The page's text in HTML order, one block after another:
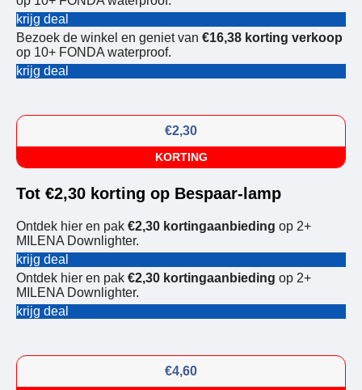
krijg deal
Bezoek de winkel en geniet van €16,38 korting verkoop
op 10+ FONDA waterproof.
krijg deal
€2,30
KORTING
Tot €2,30 korting op Bespaar-lamp
Ontdek hier en pak €2,30 kortingaanbieding op 2+
MILENA Downlighter.
krijg deal
Ontdek hier en pak €2,30 kortingaanbieding op 2+
MILENA Downlighter.
krijg deal
€4,60